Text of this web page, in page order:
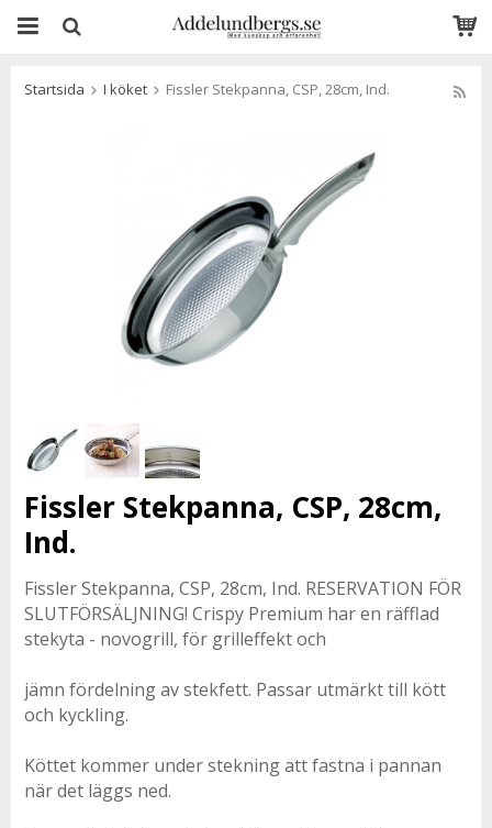
Startsida I köket Fissler Stekpanna, CSP, 28cm, Ind.
Fissler Stekpanna, CSP, 28cm,
Ind.
Fissler Stekpanna, CSP, 28cm, Ind. RESERVATION FÖR
SLUTFÖRSÄLJNING! Crispy Premium har en räfflad
stekyta - novogrill, för grilleffekt och
jämn fördelning av stekfett. Passar utmärkt till kött
och kyckling.
Köttet kommer under stekning att fastna i pannan
när det läggs ned.